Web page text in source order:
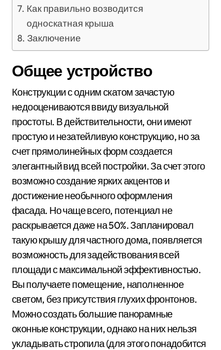
Как правильно возводится
односкатная крыша
Заключение
Общее устройство
Конструкции с одним скатом зачастую
недооцениваются ввиду визуальной
простоты. В действительности, они имеют
простую и незатейливую конструкцию, но за
счет прямолинейных форм создается
элегантный вид всей постройки. За счет этого
возможно создание ярких акцентов и
достижение необычного оформления
фасада. Но чаще всего, потенциал не
раскрывается даже на 50%. Запланировал
такую крышу для частного дома, появляется
возможность для задействования всей
площади с максимальной эффективностью.
Вы получаете помещение, наполненное
светом, без присутствия глухих фронтонов.
Можно создать большие панорамные
оконные конструкции, однако на них нельзя
укладывать стропила (для этого понадобится